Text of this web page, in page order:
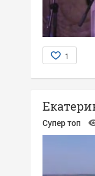
1
Супер топ